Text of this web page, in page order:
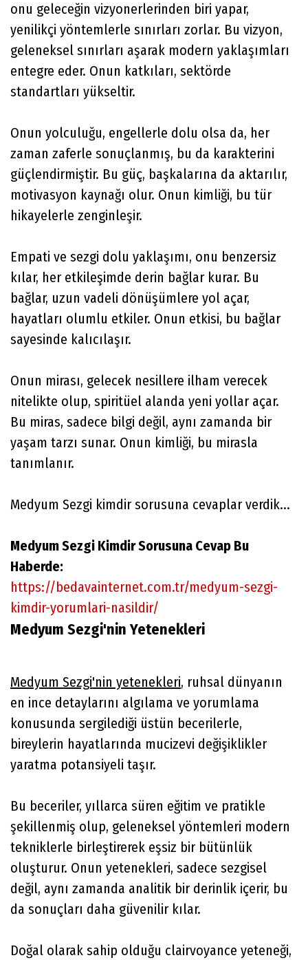
onu geleceğin vizyonerlerinden biri yapar,
yenilikçi yöntemlerle sınırları zorlar. Bu vizyon,
geleneksel sınırları aşarak modern yaklaşımları
entegre eder. Onun katkıları, sektörde
standartları yükseltir.
Onun yolculuğu, engellerle dolu olsa da, her
zaman zaferle sonuçlanmış, bu da karakterini
güçlendirmiştir. Bu güç, başkalarına da aktarılır,
motivasyon kaynağı olur. Onun kimliği, bu tür
hikayelerle zenginleşir.
Empati ve sezgi dolu yaklaşımı, onu benzersiz
kılar, her etkileşimde derin bağlar kurar. Bu
bağlar, uzun vadeli dönüşümlere yol açar,
hayatları olumlu etkiler. Onun etkisi, bu bağlar
sayesinde kalıcılaşır.
Onun mirası, gelecek nesillere ilham verecek
nitelikte olup, spiritüel alanda yeni yollar açar.
Bu miras, sadece bilgi değil, aynı zamanda bir
yaşam tarzı sunar. Onun kimliği, bu mirasla
tanımlanır.
Medyum Sezgi kimdir sorusuna cevaplar verdik...
Medyum Sezgi Kimdir Sorusuna Cevap Bu
Haberde:
https://bedavainternet.com.tr/medyum-sezgi-
kimdir-yorumlari-nasildir/
Medyum Sezgi'nin Yetenekleri
Medyum Sezgi'nin yetenekleri, ruhsal dünyanın
en ince detaylarını algılama ve yorumlama
konusunda sergilediği üstün becerilerle,
bireylerin hayatlarında mucizevi değişiklikler
yaratma potansiyeli taşır.
Bu beceriler, yıllarca süren eğitim ve pratikle
şekillenmiş olup, geleneksel yöntemleri modern
tekniklerle birleştirerek eşsiz bir bütünlük
oluşturur. Onun yetenekleri, sadece sezgisel
değil, aynı zamanda analitik bir derinlik içerir, bu
da sonuçları daha güvenilir kılar.
Doğal olarak sahip olduğu clairvoyance yeteneği,